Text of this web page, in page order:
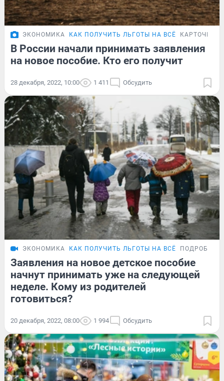
ЭКОНОМИКА КАК ПОЛУЧИТЬ ЛЬГОТЫ НА ВСЁ КАРТОЧКИ
В России начали принимать заявления
на новое пособие. Кто его получит
28 декабря, 2022, 10:00 1 411 Обсудить
ЭКОНОМИКА КАК ПОЛУЧИТЬ ЛЬГОТЫ НА ВСЁ
Заявления на новое детское пособие
начнут принимать уже на следующей
неделе. Кому из родителей
готовиться?
20 декабря, 2022, 08:00 1 994 Обсудить